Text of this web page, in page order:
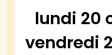
Nous
Vacances
Paris
lundi 20
vendredi